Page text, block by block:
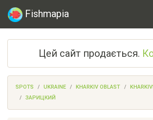
Fishmapia
Цей сайт продається.
SPOTS UKRAINE KHARKIV OBLAST
ЗАРИЦКИЙ